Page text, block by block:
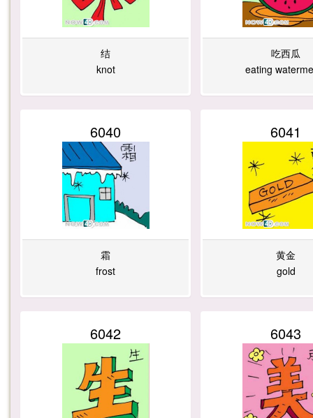
结
knot
吃西瓜
eating
6040
霜
frost
6041
黄金
gold
6042 6043